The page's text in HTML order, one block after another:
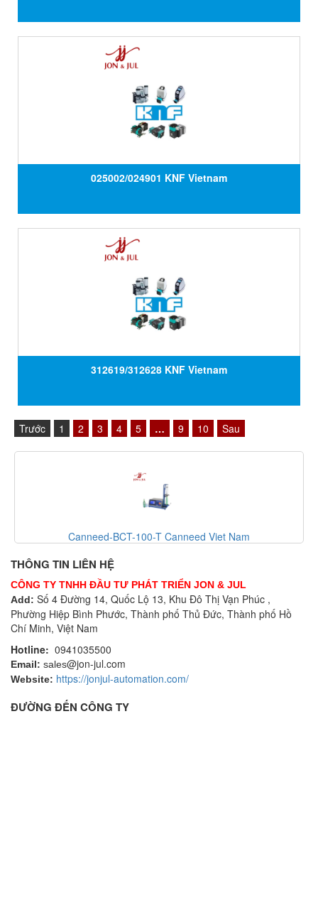
025002/024901 KNF Vietnam
312619/312628 KNF Vietnam
Trước 1 2 3 4 5 … 9 10 Sau
Canneed-BCT-100-T Canneed Viet Nam
THÔNG TIN LIÊN HỆ
CÔNG TY TNHH ĐẦU TƯ PHÁT TRIỂN JON & JUL
Add: Số 4 Đường 14, Quốc Lộ 13, Khu Đô Thị Vạn Phúc ,
Phường Hiệp Bình Phước, Thành phố Thủ Đức, Thành phố Hồ
Chí Minh, Việt Nam
Hotline: 0941035500
Email: sales@jon-jul.com
Website: https://jonjul-automation.com/
ĐƯỜNG ĐẾN CÔNG TY